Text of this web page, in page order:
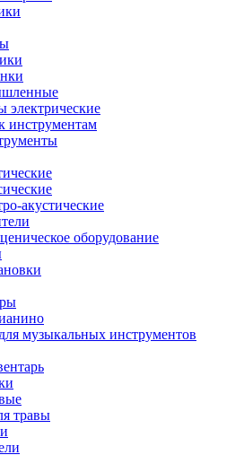
инструментам
акустические
оборудование
музыкальных инструментов
травы